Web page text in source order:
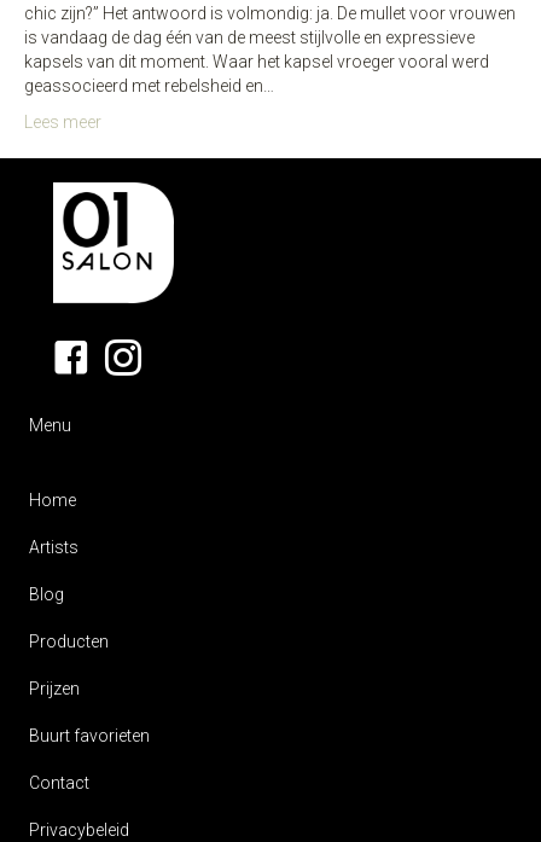
chic zijn?” Het antwoord is volmondig: ja. De mullet voor vrouwen
is vandaag de dag één van de meest stijlvolle en expressieve
kapsels van dit moment. Waar het kapsel vroeger vooral werd
geassocieerd met rebelsheid en…
Lees meer
Menu
Home
Artists
Blog
Producten
Prijzen
Buurt favorieten
Contact
Privacybeleid